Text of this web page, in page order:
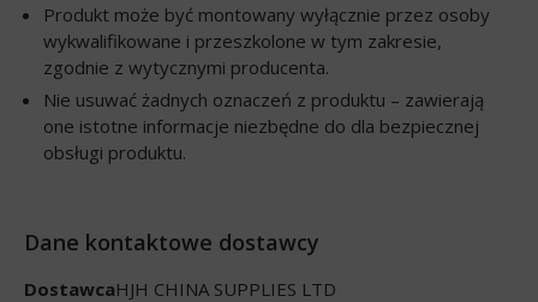
Produkt może być montowany wyłącznie przez osoby
wykwalifikowane i przeszkolone w tym zakresie,
zgodnie z wytycznymi producenta.
Nie usuwać żadnych oznaczeń z produktu – zawierają
one istotne informacje niezbędne do dla bezpiecznej
obsługi produktu.
Dane kontaktowe dostawcy
DostawcaHJH CHINA SUPPLIES LTD